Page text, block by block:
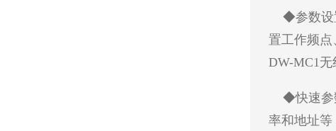
◆参数设
置工作频
DW-MC1
◆快速参
率和地址等